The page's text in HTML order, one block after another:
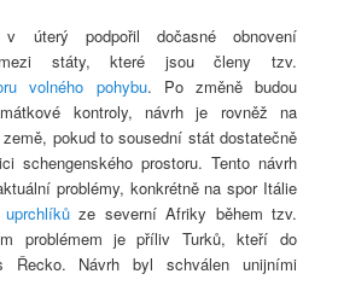
v úterý podpořil dočasné obnovení
mezi státy, které jsou členy tzv.
volného pohybu. Po změně budou
kontroly, návrh je rovněž na
pokud to sousední stát dostatečně
schengenského prostoru. Tento návrh
problémy, konkrétně na spor Itálie
ze severní Afriky během tzv.
problémem je příliv Turků, kteří do
Řecko. Návrh byl schválen unijními